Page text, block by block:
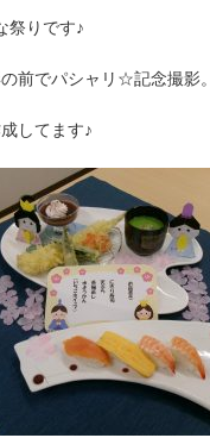
祭りです♪
前でパシャリ☆記念撮影。
してます♪